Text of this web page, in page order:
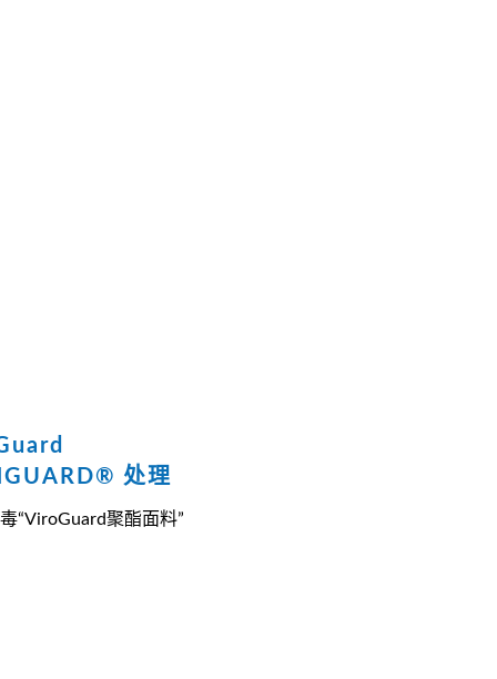
处理
“ViroGuard聚酯面料”